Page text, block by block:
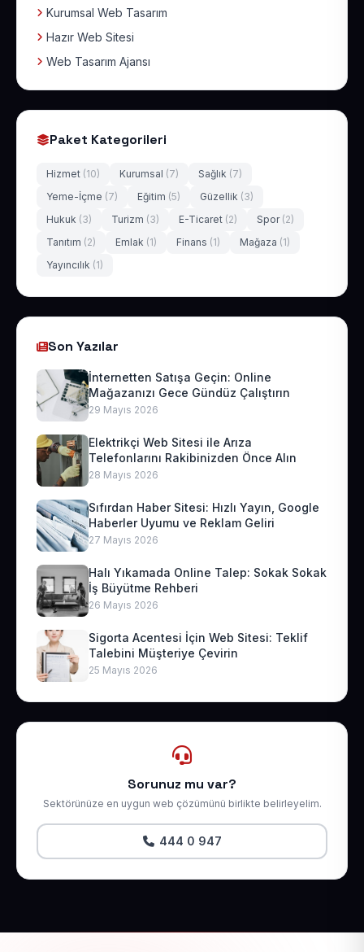
Kurumsal Web Tasarım
Hazır Web Sitesi
Web Tasarım Ajansı
Paket Kategorileri
Hizmet (10) Kurumsal (7) Sağlık (7)
Yeme-İçme (7) Eğitim (5) Güzellik (3)
Hukuk (3) Turizm (3) E-Ticaret (2) Spor (2)
Tanıtım (2) Emlak (1) Finans (1) Mağaza (1)
Yayıncılık (1)
Son Yazılar
İnternetten Satışa Geçin: Online
Mağazanızı Gece Gündüz Çalıştırın
29 Mayıs 2026
Elektrikçi Web Sitesi ile Arıza
Telefonlarını Rakibinizden Önce Alın
28 Mayıs 2026
Sıfırdan Haber Sitesi: Hızlı Yayın, Google
Haberler Uyumu ve Reklam Geliri
27 Mayıs 2026
Halı Yıkamada Online Talep: Sokak Sokak
İş Büyütme Rehberi
26 Mayıs 2026
Sigorta Acentesi İçin Web Sitesi: Teklif
Talebini Müşteriye Çevirin
25 Mayıs 2026
Sorunuz mu var?
Sektörünüze en uygun web çözümünü birlikte belirleyelim.
444 0 947